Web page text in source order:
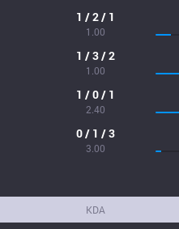
1 / 2 / 1
1.00
1 / 3 / 2
1.00
1 / 0 / 1
2.40
0 / 1 / 3
3.00
KDA